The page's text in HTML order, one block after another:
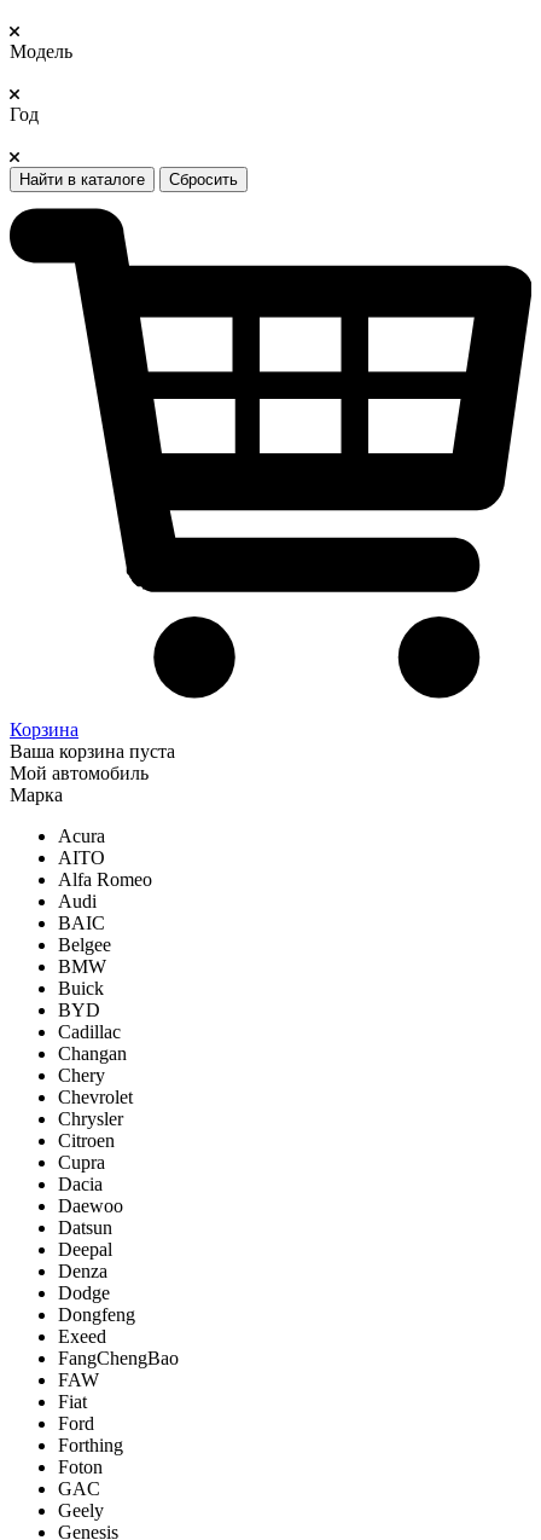
Модель
Год
Найти в каталоге Сбросить
Корзина
Ваша корзина пуста
Мой автомобиль
Марка
Acura
AITO
Alfa Romeo
Audi
BAIC
Belgee
BMW
Buick
BYD
Cadillac
Changan
Chery
Chevrolet
Chrysler
Citroen
Cupra
Dacia
Daewoo
Datsun
Deepal
Denza
Dodge
Dongfeng
Exeed
FangChengBao
FAW
Fiat
Ford
Forthing
Foton
GAC
Geely
Genesis